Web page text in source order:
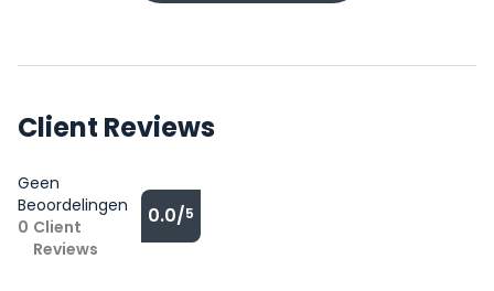
Client Reviews
Geen
Beoordelingen
0 Client
Reviews
0.0/5